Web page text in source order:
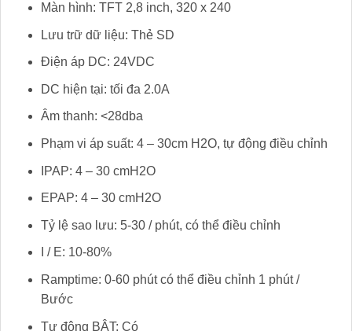
Màn hình: TFT 2,8 inch, 320 x 240
Lưu trữ dữ liệu: Thẻ SD
Điện áp DC: 24VDC
DC hiện tại: tối đa 2.0A
Âm thanh: <28dba
Phạm vi áp suất: 4 – 30cm H2O, tự động điều chỉnh
IPAP: 4 – 30 cmH2O
EPAP: 4 – 30 cmH2O
Tỷ lệ sao lưu: 5-30 / phút, có thể điều chỉnh
I / E: 10-80%
Ramptime: 0-60 phút có thể điều chỉnh 1 phút /
Bước
Tự động BẬT: Có